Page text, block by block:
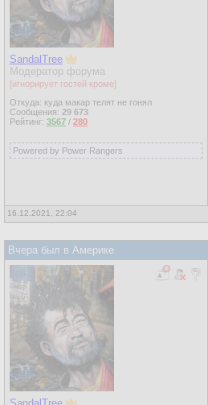
SandalTree
Модератор форума
[игнорирует гостей кроме]
Откуда: куда макар телят не гонял
Сообщения: 29 673
Рейтинг: 3567 / 280
Powered by Power Rangers
16.12.2021, 22:04
Вчера был в Америке